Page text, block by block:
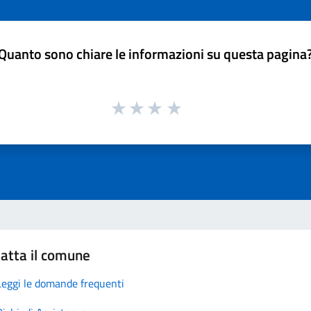
sono chiare le informazioni su questa
il comune
le domande frequenti